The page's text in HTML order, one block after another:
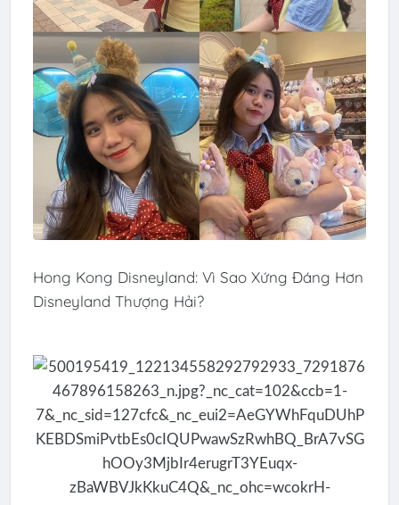
Hong Kong Disneyland: Vì Sao Xứng Đáng Hơn
Disneyland Thượng Hải?